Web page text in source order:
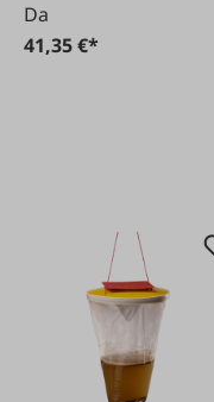
Da
41,35 €*